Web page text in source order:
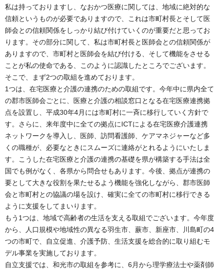
私は持っておりますし、なおかつ医療に関しては、地域に絶対的な
信頼というものが必要でありますので、これは市町村長とそして医
師会との信頼関係をしっかり結び付けていくのが重要だと思ってお
ります。その部分に関して、私は市町村長と医師会との信頼関係が
ありますので、市町村と医師会を結び付ける、そして機能をさせる
ことが私の使命である、このように認識したところでございます。
そこで、まず2つの取組を進めております。
1つは、在宅医療と介護の連携のための取組です。今年中に県内全て
の郡市医師会ごとに、医療と介護の相談窓口となる在宅医療連携拠
点を設置し、平成30年4月には市町村に一斉に移行していく方針で
す。さらに、来年度中に全ての拠点にICTによる在宅医療介護連携
ネットワークを導入し、医師、訪問看護師、ケアマネジャーなど多
くの職種が、必要なときにスムーズに連絡がとれるようにいたしま
す。こうした在宅医療と介護の連携の基礎を県が構築する手法は全
国でも例がなく、各県から問合せもあります。今後、拠点が連携の
要として大きな役割を果たせるよう機能を強化しながら、郡市医師
会と市町村との協議の場を設け、確実に全ての市町村に移行できる
ように支援をしてまいります。
もう1つは、地域で高齢者の生活を支える取組でございます。今年度
から、人口規模や地域性の異なる羽生市、蕨市、新座市、川島町の4
つの市町で、自立促進、介護予防、生活支援を総合的に取り組むモ
デル事業を実施しております。
自立支援では、和光市の取組を参考に、6月から理学療法士や薬剤師